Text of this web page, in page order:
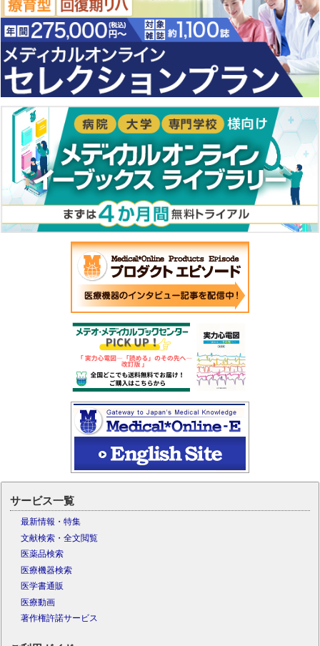
サービス一覧
最新情報・特集
文献検索・全文閲覧
医薬品検索
医療機器検索
医学書通販
医療動画
著作権許諾サービス